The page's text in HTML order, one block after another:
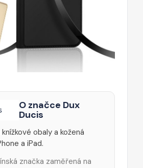
O značce Dux
Ducis
obaly a kožená
a iPad.
značka zaměřená na